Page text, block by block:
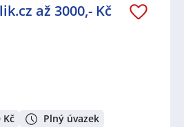
až 3000,- Kč
Kč
Plný úvazek